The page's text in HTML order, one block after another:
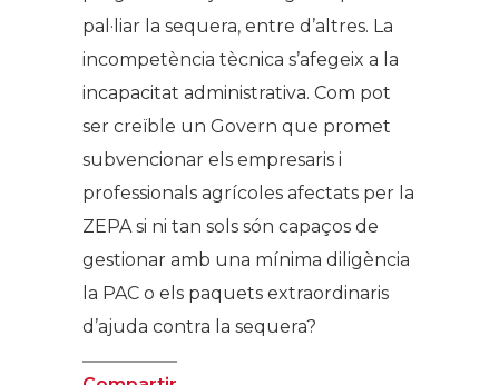
pal·liar la sequera, entre d’altres. La
incompetència tècnica s’afegeix a la
incapacitat administrativa. Com pot
ser creïble un Govern que promet
subvencionar els empresaris i
professionals agrícoles afectats per la
ZEPA si ni tan sols són capaços de
gestionar amb una mínima diligència
la PAC o els paquets extraordinaris
d’ajuda contra la sequera?